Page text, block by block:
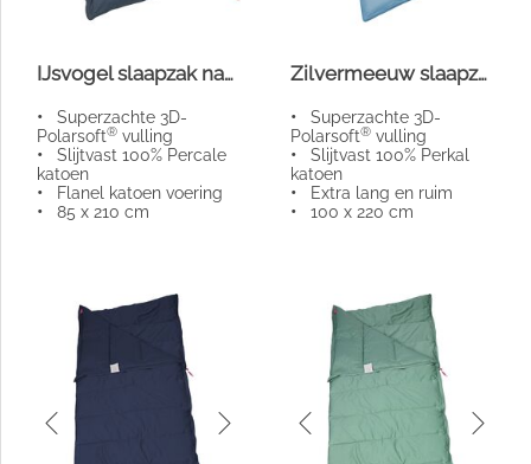
IJsvogel slaapzak navy
• Superzachte 3D-
Polarsoft® vulling
• Slijtvast 100% Percale
katoen
• Flanel katoen voering
• 85 x 210 cm
Zilvermeeuw slaapzak XXL lakeblue
• Superzachte 3D-
Polarsoft® vulling
• Slijtvast 100% Perkal
katoen
• Extra lang en ruim
• 100 x 220 cm